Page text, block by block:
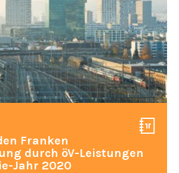
Franken
durch öV-Leistungen
Jahr 2020